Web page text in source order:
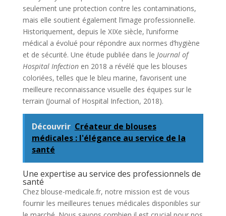
seulement une protection contre les contaminations,
mais elle soutient également l’image professionnelle.
Historiquement, depuis le XIXe siècle, l’uniforme
médical a évolué pour répondre aux normes d’hygiène
et de sécurité. Une étude publiée dans le Journal of
Hospital Infectionen 2018 a révélé que les blouses
coloriées, telles que le bleu marine, favorisent une
meilleure reconnaissance visuelle des équipes sur le
terrain (Journal of Hospital Infection, 2018).
Découvrir Créateur de blouses
médicales : l'élégance au service de la
santé
Une expertise au service des professionnels de
santé
Chez blouse-medicale.fr, notre mission est de vous
fournir les meilleures tenues médicales disponibles sur